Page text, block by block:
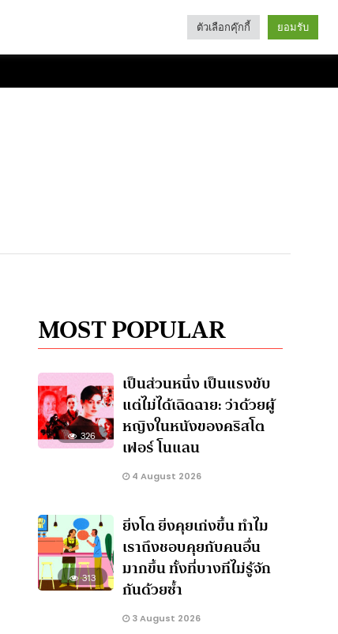
Categories
MOST POPULAR
326
เป็นส่วนหนึ่ง เป็นแรงขับ
แต่ไม่ได้เฉิดฉาย: ว่าด้วยผู้
หญิงในหนังของคริสโต
เฟอร์ โนแลน
4 August 2026
313
ยิ่งโต ยิ่งคุยเก่งขึ้น ทำไม
เราถึงชอบคุยกับคนอื่น
มากขึ้น ทั้งที่บางทีไม่รู้จัก
กันด้วยซ้ำ
3 August 2026
ตัวเลือกคุ๊กกี้ ยอมรับ